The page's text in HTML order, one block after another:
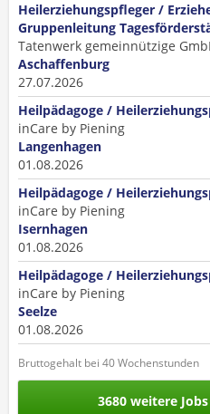
Heilerziehungspfleger /
Gruppenleitung
Tatenwerk gemeinnützige
Aschaffenburg
27.07.2026
Heilpädagoge /
inCare by Piening
Langenhagen
01.08.2026
Heilpädagoge /
inCare by Piening
Isernhagen
01.08.2026
Heilpädagoge /
inCare by Piening
Seelze
01.08.2026
Bruttogehalt bei 40 Wochenstunden
3680 weitere